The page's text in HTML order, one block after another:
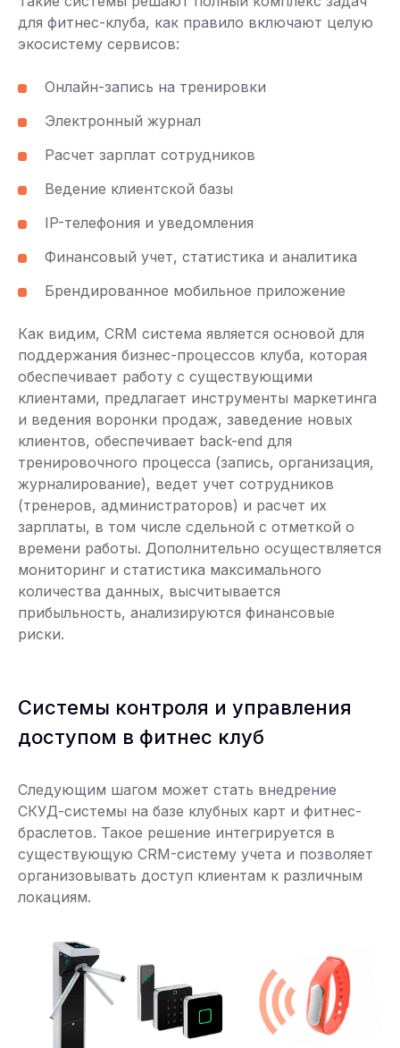
для фитнес-клуба, как правило включают целую
экосистему сервисов:
Онлайн-запись на тренировки
Электронный журнал
Расчет зарплат сотрудников
Ведение клиентской базы
IP-телефония и уведомления
Финансовый учет, статистика и аналитика
Брендированное мобильное приложение
Как видим, CRM система является основой для
поддержания бизнес-процессов клуба, которая
обеспечивает работу с существующими
клиентами, предлагает инструменты маркетинга
и ведения воронки продаж, заведение новых
клиентов, обеспечивает back-end для
тренировочного процесса (запись, организация,
журналирование), ведет учет сотрудников
(тренеров, администраторов) и расчет их
зарплаты, в том числе сдельной с отметкой о
времени работы. Дополнительно осуществляется
мониторинг и статистика максимального
количества данных, высчитывается
прибыльность, анализируются финансовые
риски.
Системы контроля и управления
доступом в фитнес клуб
Следующим шагом может стать внедрение
СКУД-системы на базе клубных карт и фитнес-
браслетов. Такое решение интегрируется в
существующую CRM-систему учета и позволяет
организовывать доступ клиентам к различным
локациям.